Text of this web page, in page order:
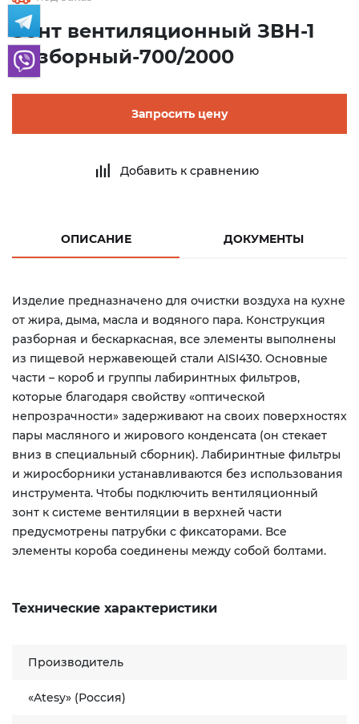
Зонт вентиляционный ЗВН-1
разборный-700/2000
Запросить цену
Добавить к сравнению
ОПИСАНИЕ ДОКУМЕНТЫ
Изделие предназначено для очистки воздуха на кухне
от жира, дыма, масла и водяного пара. Конструкция
разборная и бескаркасная, все элементы выполнены
из пищевой нержавеющей стали AISI430. Основные
части – короб и группы лабиринтных фильтров,
которые благодаря свойству «оптической
непрозрачности» задерживают на своих поверхностях
пары масляного и жирового конденсата (он стекает
вниз в специальный сборник). Лабиринтные фильтры
и жиросборники устанавливаются без использования
инструмента. Чтобы подключить вентиляционный
зонт к системе вентиляции в верхней части
предусмотрены патрубки с фиксаторами. Все
элементы короба соединены между собой болтами.
Технические характеристики
Производитель
«Atesy» (Россия)